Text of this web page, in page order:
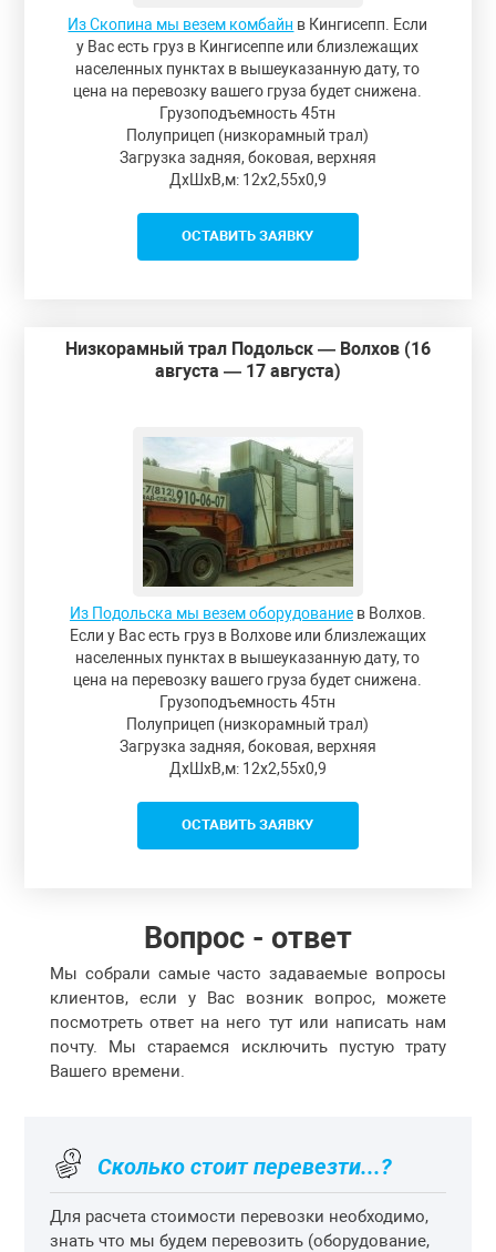
Из Скопина мы везем комбайн в Кингисепп. Если
у Вас есть груз в Кингисеппе или близлежащих
населенных пунктах в вышеуказанную дату, то
цена на перевозку вашего груза будет снижена.
Грузоподъемность 45тн
Полуприцеп (низкорамный трал)
Загрузка задняя, боковая, верхняя
ДxШxВ,м: 12x2,55x0,9
ОСТАВИТЬ ЗАЯВКУ
Низкорамный трал Подольск — Волхов (16
августа — 17 августа)
Из Подольска мы везем оборудованиев Волхов.
Если у Вас есть груз в Волхове или близлежащих
населенных пунктах в вышеуказанную дату, то
цена на перевозку вашего груза будет снижена.
Грузоподъемность 45тн
Полуприцеп (низкорамный трал)
Загрузка задняя, боковая, верхняя
ДxШxВ,м: 12x2,55x0,9
ОСТАВИТЬ ЗАЯВКУ
Вопрос - ответ
Мы собрали самые часто задаваемые вопросы
клиентов, если у Вас возник вопрос, можете
посмотреть ответ на него тут или написать нам
почту. Мы стараемся исключить пустую трату
Вашего времени.
Сколько стоит перевезти...?
Для расчета стоимости перевозки необходимо,
знать что мы будем перевозить (оборудование,